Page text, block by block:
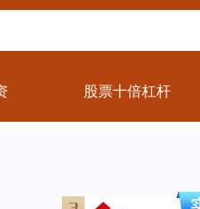
股票十倍杠杆